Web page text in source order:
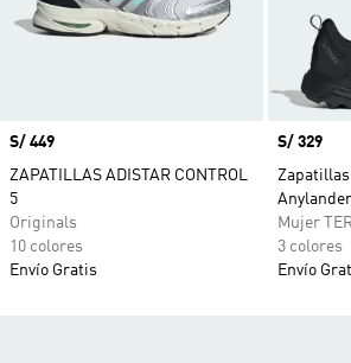
Precio
S/ 449
ZAPATILLAS ADISTAR CONTROL
5
Originals
10 colores
Envío Gratis
Precio
S/ 329
Zapatillas
Mujer
3 colores
Envío